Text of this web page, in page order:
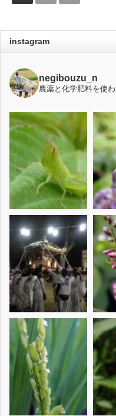
instagram
negibouzu_n
農薬と化学肥料を使